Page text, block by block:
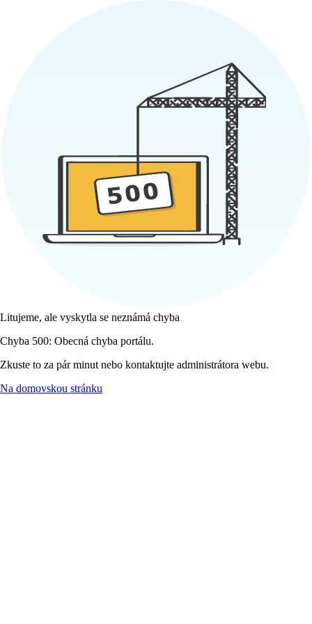
Litujeme, ale vyskytla se neznámá chyba
Chyba 500: Obecná chyba portálu.
Zkuste to za pár minut nebo kontaktujte administrátora webu.
Na domovskou stránku